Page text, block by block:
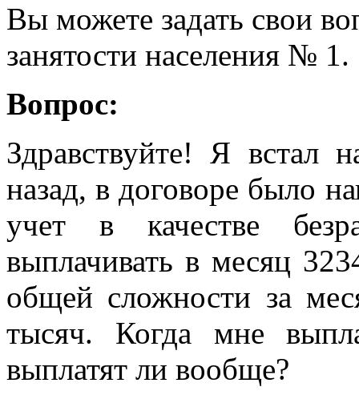
Вы можете задать свои
занятости населения № 1.
Вопрос:
Здравствуйте! Я встал
назад, в договоре было
учет в качестве
выплачивать в месяц
общей сложности за
тысяч. Когда мне
выплатят ли вообще?